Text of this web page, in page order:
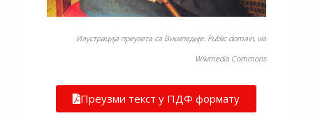
Илустрација преузета са Википедије: Public domain, via
Wikimedia Commons
Преузми текст у ПДФ формату